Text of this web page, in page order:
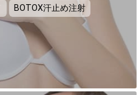
BOTOX汗止め注射